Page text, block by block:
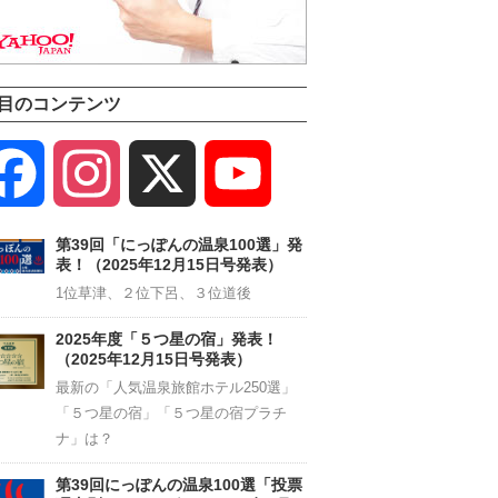
のコンテンツ
Facebook Instagram
Channel
第39回「にっぽんの温泉100選」発
表！（2025年12月15日号発表）
1位草津、２位下呂、３位道後
2025年度「５つ星の宿」発表！
（2025年12月15日号発表）
最新の「人気温泉旅館ホテル250選」
「５つ星の宿」「５つ星の宿プラチ
ナ」は？
第39回にっぽんの温泉100選「投票